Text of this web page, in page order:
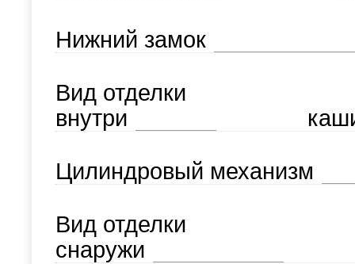
Нижний замок
Вид отделки
внутри
Цилиндровый механизм
Вид отделки
снаружи